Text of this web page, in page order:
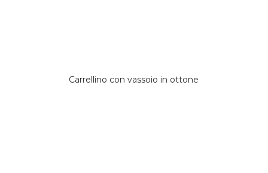
Carrellino con vassoio in ottone